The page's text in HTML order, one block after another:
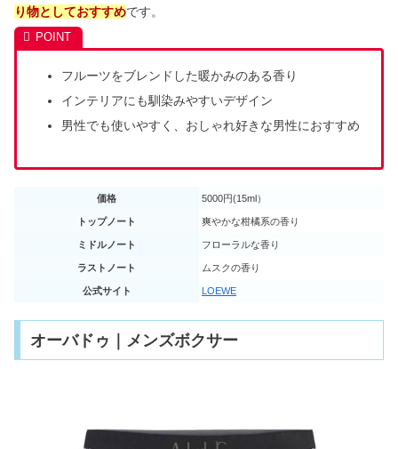
り物としておすすめです。
フルーツをブレンドした暖かみのある香り
インテリアにも馴染みやすいデザイン
男性でも使いやすく、おしゃれ好きな男性におすすめ
価格 5000円(15ml）
トップノート 爽やかな柑橘系の香り
ミドルノート フローラルな香り
ラストノート ムスクの香り
公式サイト LOEWE
オーバドゥ｜メンズボクサー